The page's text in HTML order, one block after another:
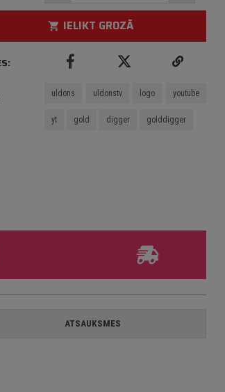
shopping_cart IELIKT GROZĀ
uldons uldonstv logo youtube
yt gold digger golddigger
ATSAUKSMES